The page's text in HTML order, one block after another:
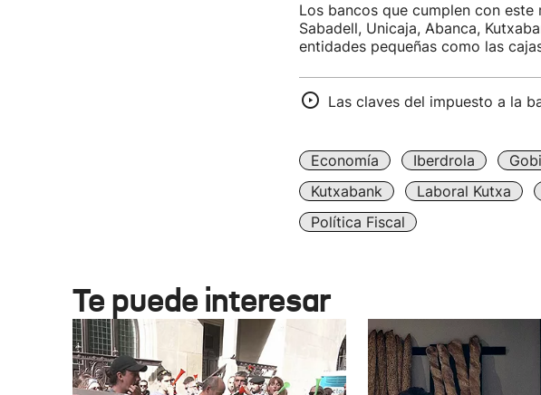
Los bancos que cumplen con este
Sabadell, Unicaja, Abanca,
entidades pequeñas como las
Las claves del impuesto a la
Economía Iberdrola
Kutxabank
Laboral Kutxa
Política Fiscal
Te puede interesar